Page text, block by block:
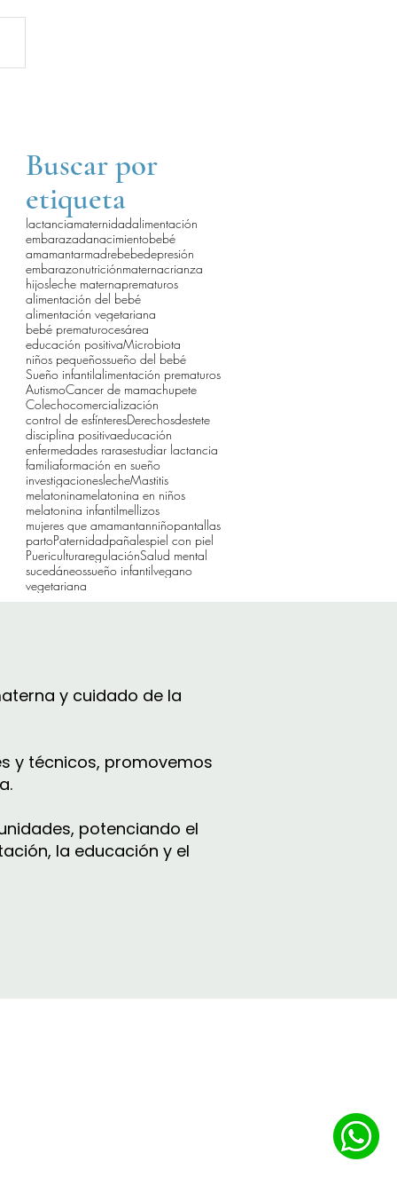
Buscar por
etiqueta
lactanciamaternidadalimentación
embarazadanacimientobebé
amamantarmadrebebedepresión
embarazonutriciónmaternacrianza
hijosleche maternaprematuros
alimentación del bebé
alimentación vegetariana
bebé prematurocesárea
educación positivaMicrobiota
niños pequeñossueño del bebé
Sueño infantilalimentación prematuros
AutismoCancer de mamachupete
Colechocomercialización
control de esfínteresDerechosdestete
disciplina positivaeducación
enfermedades rarasestudiar lactancia
familiaformación en sueño
investigacioneslecheMastitis
melatoninamelatonina en niños
melatonina infantil mellizos
mujeres que amamantanniñopantallas
partoPaternidadpañalespiel con piel
PuericulturaregulaciónSalud mental
sucedáneossueño infantilvegano
vegetariana
y cuidado de la
y técnicos, promovemos
potenciando el
la educación y el